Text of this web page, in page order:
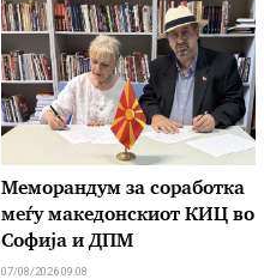
Меморандум за соработка
меѓу македонскиот КИЦ во
Софија и ДПМ
07/08/2026 09:08